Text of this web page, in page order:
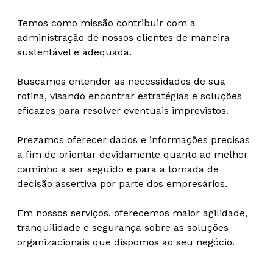
Temos como missão contribuir com a
administração de nossos clientes de maneira
sustentável e adequada.
Buscamos entender as necessidades de sua
rotina, visando encontrar estratégias e soluções
eficazes para resolver eventuais imprevistos.
Prezamos oferecer dados e informações precisas
a fim de orientar devidamente quanto ao melhor
caminho a ser seguido e para a tomada de
decisão assertiva por parte dos empresários.
Em nossos serviços, oferecemos maior agilidade,
tranquilidade e segurança sobre as soluções
organizacionais que dispomos ao seu negócio.